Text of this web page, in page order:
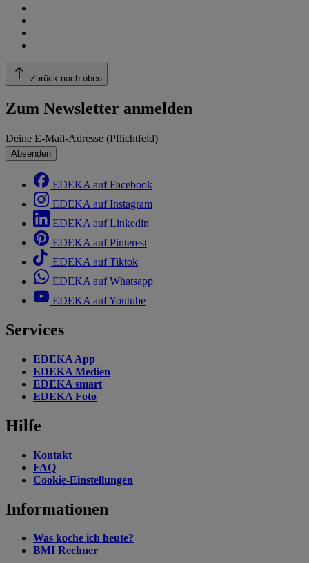
Zurück nach oben
Zum Newsletter anmelden
Deine E-Mail-Adresse (Pflichtfeld)
Absenden
EDEKA auf Facebook
EDEKA auf Instagram
EDEKA auf Linkedin
EDEKA auf Pinterest
EDEKA auf Tiktok
EDEKA auf Whatsapp
EDEKA auf Youtube
Services
EDEKA App
EDEKA Medien
EDEKA smart
EDEKA Foto
Hilfe
Kontakt
FAQ
Cookie-Einstellungen
Informationen
Was koche ich heute?
BMI Rechner